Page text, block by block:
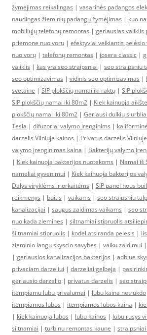
žymėjimas reikalingas | vasarinės padangos
naudingas žieminių padangų žymėjimas | kuo
mobiliųjų telefonų remontas | geriausias valiklis
priemone nuo voru | efektyviai veikiantis pelėsio
nuo vorų | telefonų remontas | josera classic |
valiklis | kas yra seo straipsniai | seo straipsniu
seo optimizavimas | vidinis seo optimizavimas |
svetaine | SIP plokščių namai iki raktų | SIP
SIP plokščių namai iki 80m2 | Kiek kainuoja
plokščių namai iki 80m2 | Geriausi dulkių siurbliai
Tesla | difuzoriai valymo įrenginims |
darzelis Vilniuje kainos | Privatus darzelis
valymo įrenginimas kaina | Bakterijų valymo
| Kiek kainuoja bakterijos nuotekoms | Namai iš
nameliai gyvenimui | Kiek kainuoja bakterijos
Dalys viryklėms ir orkaitėms | SIP panel hous
reikmenys | buitis | vaikams | seo straipsniu
kanalizacijai | saugus zaidimas vaikams | seo
nuo kada ziemines | siltnamiai stipruolis
šiltnamiai stipruolis | kodel atsiranda pelesis |
zieminio langu skyscio savybes | vaiku zaidimui |
| geriausios kanalizacijos bakterijos | adblue
privaciam darzeliui | darzeliai gelbeja |
geriausio darzelio | privatus darzelis | seo
itempiamu lubu privalumai | lubu kaina netrukdo
itempiamos lubos | itempiamos lubos kaina |
| kiek kainuoja lubos | lubu kainos | lubu rusys
siltnamiai | turbinu remontas kaune |